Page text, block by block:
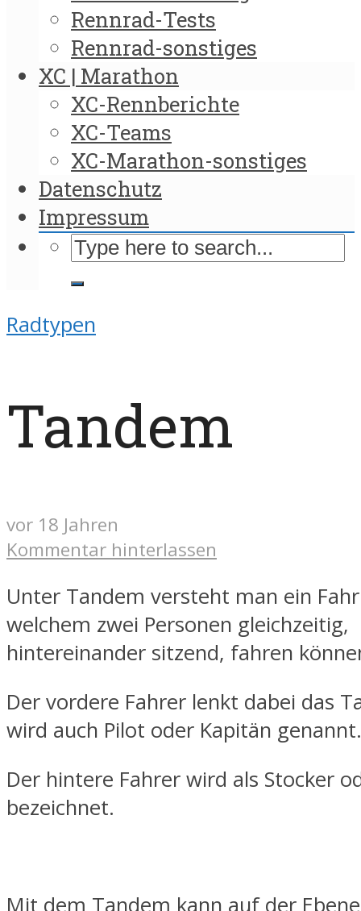
Rennrad-Tests
Rennrad-sonstiges
XC | Marathon
XC-Rennberichte
XC-Teams
XC-Marathon-sonstiges
Datenschutz
Impressum
Radtypen
Tandem
vor 18 Jahren
Kommentar hinterlassen
Unter Tandem versteht man ein
welchem zwei Personen gleichzeitig,
hintereinander sitzend, fahren
Der vordere Fahrer lenkt dabei das
wird auch Pilot oder Kapitän genannt.
Der hintere Fahrer wird als Stocker
bezeichnet.
Mit dem Tandem kann auf der